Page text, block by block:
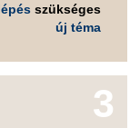
szükséges
új téma
3